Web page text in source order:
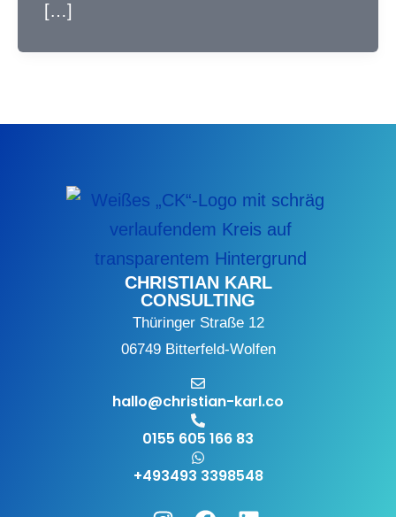
[…]
CHRISTIAN KARL
CONSULTING
Thüringer Straße 12
06749 Bitterfeld-Wolfen
hallo@christian-karl.co
0155 605 166 83
+493493 3398548